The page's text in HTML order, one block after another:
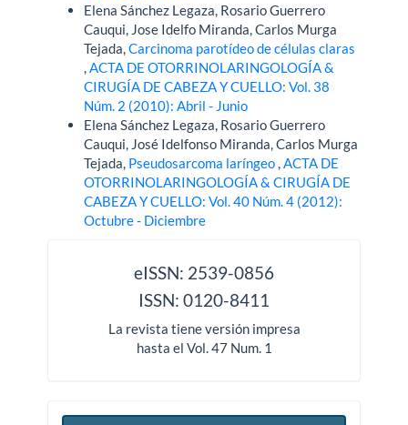
Elena Sánchez Legaza, Rosario Guerrero
Cauqui, Jose Idelfo Miranda, Carlos Murga
Tejada,Carcinoma parotídeo de células claras
,ACTA DE OTORRINOLARINGOLOGÍA &
CIRUGÍA DE CABEZA Y CUELLO: Vol. 38
Núm. 2 (2010): Abril - Junio
Elena Sánchez Legaza, Rosario Guerrero
Cauqui, José Idelfonso Miranda, Carlos Murga
Tejada, Pseudosarcoma laríngeo,ACTA DE
OTORRINOLARINGOLOGÍA & CIRUGÍA DE
CABEZA Y CUELLO: Vol. 40 Núm. 4 (2012):
Octubre - Diciembre
eISSN: 2539-0856
ISSN: 0120-8411
La revista tiene versión impresa
hasta el Vol. 47 Num. 1